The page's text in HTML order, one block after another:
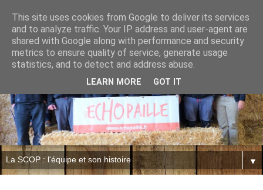
▼
This site uses cookies from Google to deliver its services
and to analyze traffic. Your IP address and user-agent are
shared with Google along with performance and security
metrics to ensure quality of service, generate usage
statistics, and to detect and address abuse.
LEARN MORE GOT IT